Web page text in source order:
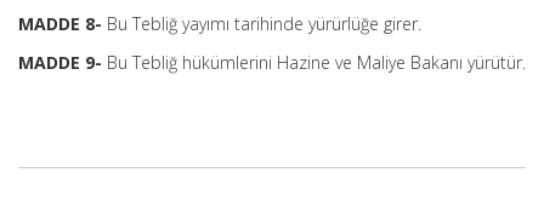
MADDE 8- Bu Tebliğ yayımı tarihinde yürürlüğe girer.
MADDE 9- Bu Tebliğ hükümlerini Hazine ve Maliye Bakanı yürütür.